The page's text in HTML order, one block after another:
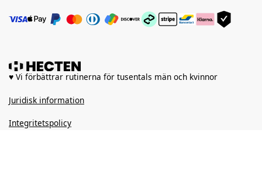
♥ Vi förbättrar rutinerna för tusentals män och kvinnor
Juridisk information
Integritetspolicy